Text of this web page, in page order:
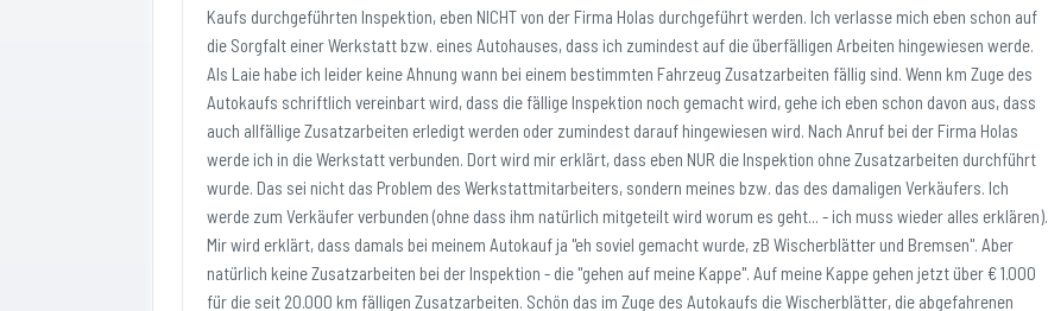
Kaufs durchgeführten Inspektion, eben NICHT von der Firma Holas durchgeführt werden. Ich verlasse mich eben schon auf
die Sorgfalt einer Werkstatt bzw. eines Autohauses, dass ich zumindest auf die überfälligen Arbeiten hingewiesen werde.
Als Laie habe ich leider keine Ahnung wann bei einem bestimmten Fahrzeug Zusatzarbeiten fällig sind. Wenn km Zuge des
Autokaufs schriftlich vereinbart wird, dass die fällige Inspektion noch gemacht wird, gehe ich eben schon davon aus, dass
auch allfällige Zusatzarbeiten erledigt werden oder zumindest darauf hingewiesen wird. Nach Anruf bei der Firma Holas
werde ich in die Werkstatt verbunden. Dort wird mir erklärt, dass eben NUR die Inspektion ohne Zusatzarbeiten durchführt
wurde. Das sei nicht das Problem des Werkstattmitarbeiters, sondern meines bzw. das des damaligen Verkäufers. Ich
werde zum Verkäufer verbunden (ohne dass ihm natürlich mitgeteilt wird worum es geht... - ich muss wieder alles erklären).
Mir wird erklärt, dass damals bei meinem Autokauf ja "eh soviel gemacht wurde, zB Wischerblätter und Bremsen". Aber
natürlich keine Zusatzarbeiten bei der Inspektion - die "gehen auf meine Kappe". Auf meine Kappe gehen jetzt über € 1.000
für die seit 20.000 km fälligen Zusatzarbeiten. Schön das im Zuge des Autokaufs die Wischerblätter, die abgefahrenen